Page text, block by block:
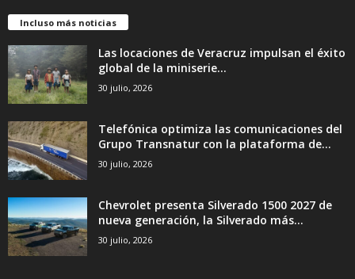
Incluso más noticias
Las locaciones de Veracruz impulsan el éxito
global de la miniserie...
30 julio, 2026
Telefónica optimiza las comunicaciones del
Grupo Transnatur con la plataforma de...
30 julio, 2026
Chevrolet presenta Silverado 1500 2027 de
nueva generación, la Silverado más...
30 julio, 2026